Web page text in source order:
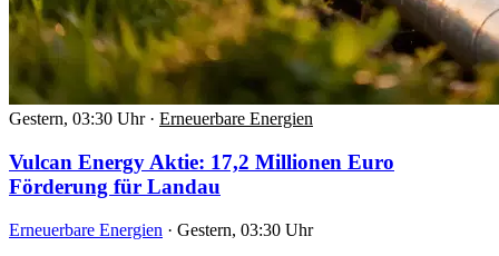
Gestern, 03:30 Uhr · Erneuerbare Energien
Vulcan Energy Aktie: 17,2 Millionen Euro
Förderung für Landau
Erneuerbare Energien · Gestern, 03:30 Uhr